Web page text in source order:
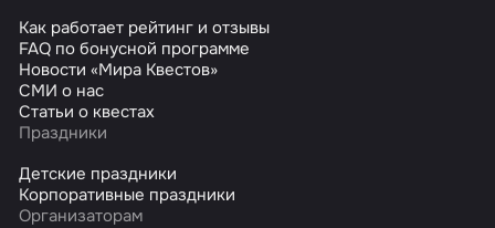
Как работает рейтинг и отзывы
FAQ по бонусной программе
Новости «Мира Квестов»
СМИ о нас
Статьи о квестах
Праздники
Детские праздники
Корпоративные праздники
Организаторам